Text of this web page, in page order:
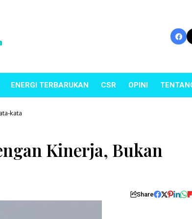
ENERGI TERBARUKAN CSR OPINI
kata
Kinerja, Bukan
Share